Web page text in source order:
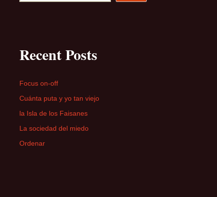
Recent Posts
Focus on-off
Cuánta puta y yo tan viejo
la Isla de los Faisanes
La sociedad del miedo
Ordenar